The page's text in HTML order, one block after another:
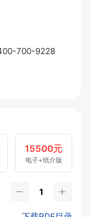
700-9228
15500元
电子+纸介版